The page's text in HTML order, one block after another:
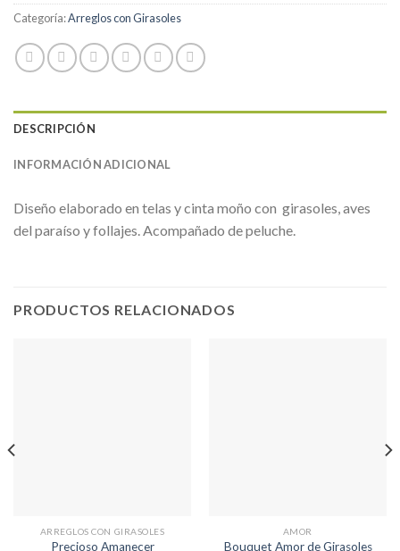
Categoría:Arreglos con Girasoles
DESCRIPCIÓN
INFORMACIÓN ADICIONAL
Diseño elaborado en telas y cinta moño con girasoles, aves
del paraíso y follajes. Acompañado de peluche.
PRODUCTOS RELACIONADOS
ARREGLOS CON GIRASOLES
Precioso Amanecer
AMOR
Bouquet Amor de Girasoles